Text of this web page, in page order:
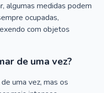
algumas medidas podem
ocupadas,
com objetos
de uma vez?
uma vez, mas os